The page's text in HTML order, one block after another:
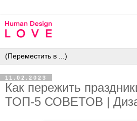
11.02.2023
Как пережить
ТОП-5 СОВЕТОВ |